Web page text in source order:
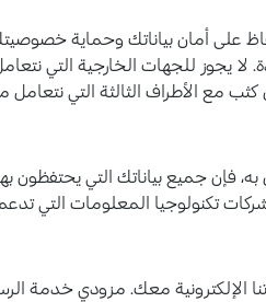
على أمان بياناتك وحماية
يجوز للجهات الخارجية التي
مع الأطراف الثالثة التي
فإن جميع بياناتك التي يحتفظون
تكنولوجيا المعلومات التي
الإلكترونية معك. مزودي خدمة